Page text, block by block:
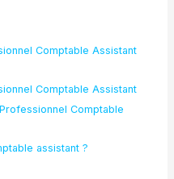
Comptable Assistant
Comptable Assistant
Comptable
assistant ?